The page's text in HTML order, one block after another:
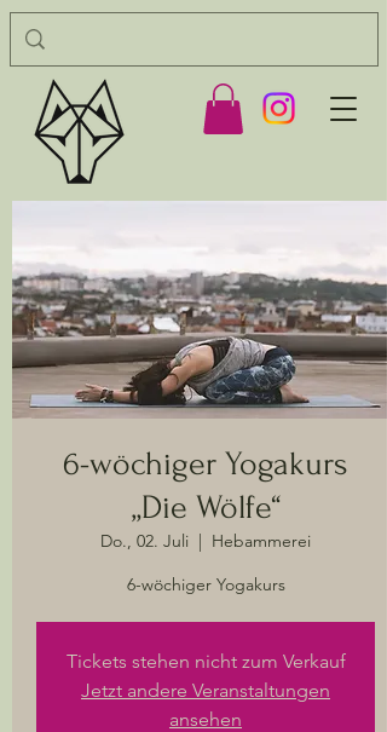
6-wöchiger Yogakurs
„Die Wölfe“
Do., 02. Juli
  |
Hebammerei
6-wöchiger Yogakurs
Tickets stehen nicht zum Verkauf
Jetzt andere Veranstaltungen
ansehen